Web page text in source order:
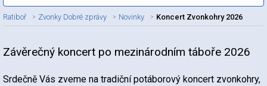
Ratiboř Zvonky Dobré zprávy Novinky Koncert Zvonkohry 2026
Nadpis článku
Závěrečný koncert po mezinárodním táboře 2026
Srdečně Vás zveme na tradiční potáborový koncert zvonkohry,